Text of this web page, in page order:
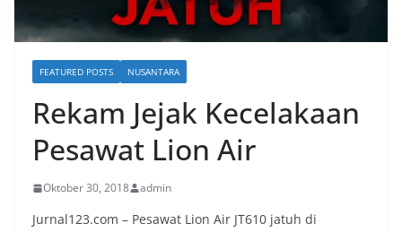
FEATURED POSTS NUSANTARA
Rekam Jejak Kecelakaan
Pesawat Lion Air
Oktober 30, 2018 admin
Jurnal123.com – Pesawat Lion Air JT610 jatuh di